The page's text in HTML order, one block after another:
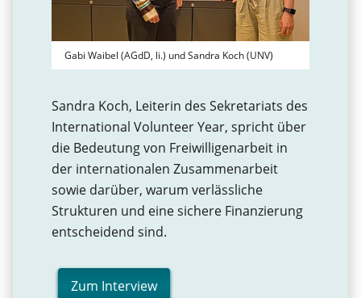
Gabi Waibel (AGdD, li.) und Sandra Koch (UNV)
Sandra Koch, Leiterin des Sekretariats des
International Volunteer Year, spricht über
die Bedeutung von Freiwilligenarbeit in
der internationalen Zusammenarbeit
sowie darüber, warum verlässliche
Strukturen und eine sichere Finanzierung
entscheidend sind.
Zum Interview